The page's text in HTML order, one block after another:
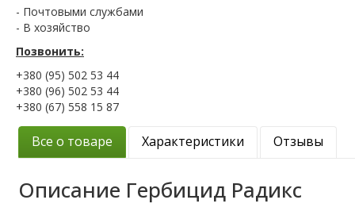
- Почтовыми службами
- В хозяйство
Позвонить:
+380 (95) 502 53 44
+380 (96) 502 53 44
+380 (67) 558 15 87
Все о товаре Характеристики Отзывы
Описание Гербицид Радикс